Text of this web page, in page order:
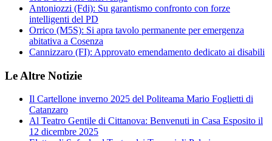
Antoniozzi (Fdi): Su garantismo confronto con forze
intelligenti del PD
Orrico (M5S): Si apra tavolo permanente per emergenza
abitativa a Cosenza
Cannizzaro (FI): Approvato emendamento dedicato ai disabili
Le Altre Notizie
Il Cartellone inverno 2025 del Politeama Mario Foglietti di
Catanzaro
Al Teatro Gentile di Cittanova: Benvenuti in Casa Esposito il
12 dicembre 2025